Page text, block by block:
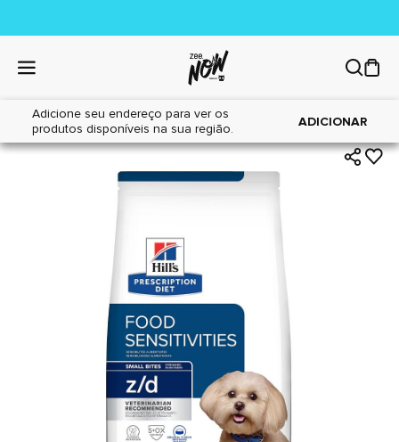
Adicione seu endereço para ver os
produtos disponíveis na sua região.
ADICIONAR
Home|Cães|Alimentos